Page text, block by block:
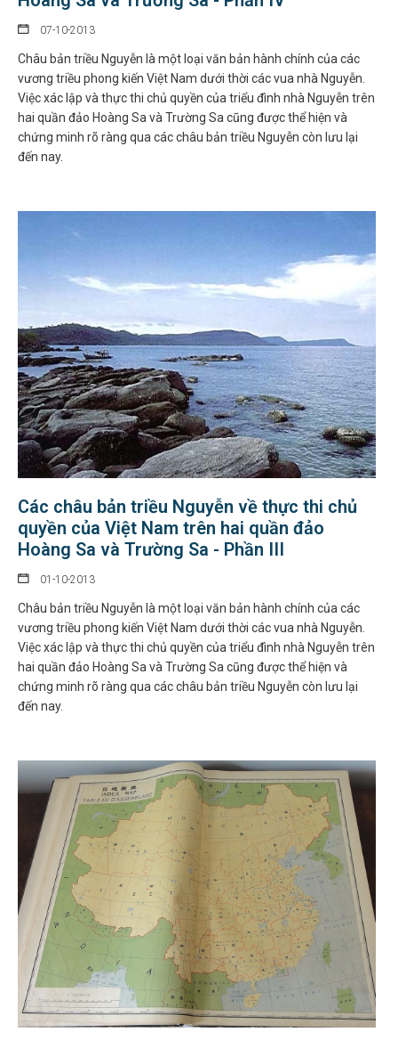
07-10-2013
Châu bản triều Nguyễn là một loại văn bản hành chính của các
vương triều phong kiến Việt Nam dưới thời các vua nhà Nguyễn.
Việc xác lập và thực thi chủ quyền của triểu đình nhà Nguyễn trên
hai quần đảo Hoàng Sa và Trường Sa cũng được thể hiện và
chứng minh rõ ràng qua các châu bản triều Nguyễn còn lưu lại
đến nay.
Các châu bản triều Nguyễn về thực thi chủ
quyền của Việt Nam trên hai quần đảo
Hoàng Sa và Trường Sa - Phần III
01-10-2013
Châu bản triều Nguyễn là một loại văn bản hành chính của các
vương triều phong kiến Việt Nam dưới thời các vua nhà Nguyễn.
Việc xác lập và thực thi chủ quyền của triểu đình nhà Nguyễn trên
hai quần đảo Hoàng Sa và Trường Sa cũng được thể hiện và
chứng minh rõ ràng qua các châu bản triều Nguyễn còn lưu lại
đến nay.